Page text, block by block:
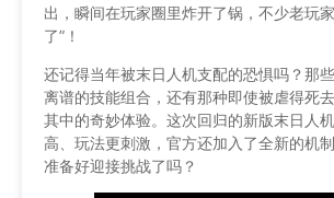
出，瞬间在玩家圈里炸开了锅，不少老玩
了”！
还记得当年被末日人机支配的恐惧吗？那
离谱的技能组合，还有那种即使被虐得死
其中的奇妙体验。这次回归的新版末日人
高、玩法更刺激，官方还加入了全新的机
准备好迎接挑战了吗？